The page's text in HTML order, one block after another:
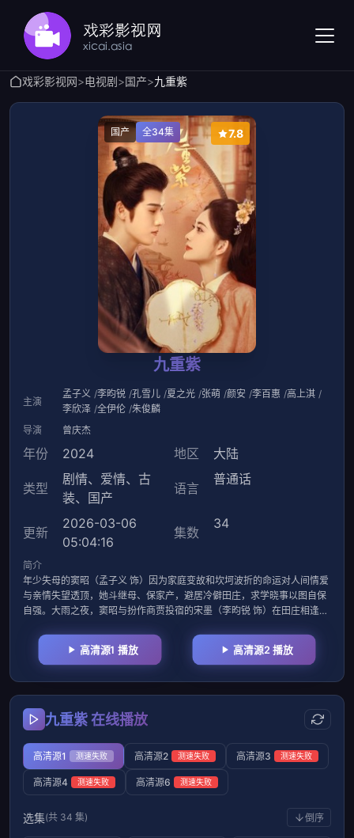
戏彩影视网>电视剧>国产>九重紫
国产 全34集 7.8
九重紫
主演
孟子义 李昀锐 孔雪儿 夏之光 张萌 颜安 李百惠 高上淇
李欣泽 全伊伦 朱俊麟
导演
曾庆杰
年份 2024 地区 大陆
类型
剧情、 爱情、 古
装、 国产
语言
普通话
更新
2026-03-06
05:04:16
集数
34
简介
年少失母的窦昭（孟子义 饰）因为家庭变故和坎坷波折的命运对人间情爱
与亲情失望透顶，她斗继母、保家产，避居冷僻田庄，求学晓事以图自保
自强。大雨之夜，窦昭与扮作商贾投宿的宋墨（李昀锐 饰）在田庄相逢，
高清源1 播放 高清源2 播放
九重紫 在线播放
高清源1 测速失败 高清源2 测速失败 高清源3 测速失败
高清源4 测速失败 高清源6 测速失败
选集(共 34 集) 倒序